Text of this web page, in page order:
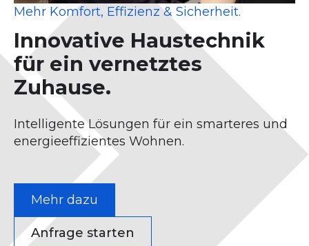
Mehr Komfort, Effizienz & Sicherheit.
Innovative Haustechnik
für ein vernetztes
Zuhause.
Intelligente Lösungen für ein smarteres und
energieeffizientes Wohnen.
Mehr dazu
Anfrage starten